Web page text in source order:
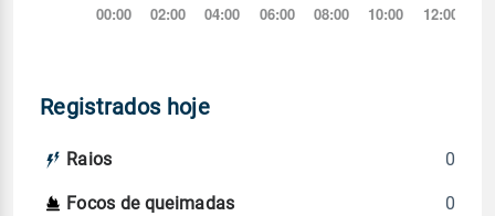
Registrados hoje
Raios 0
Focos de queimadas 0